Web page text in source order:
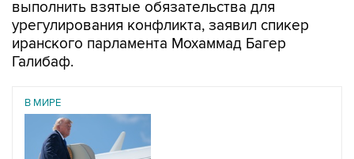
выполнить взятые обязательства для
урегулирования конфликта, заявил спикер
иранского парламента Мохаммад Багер
Галибаф.
В МИРЕ